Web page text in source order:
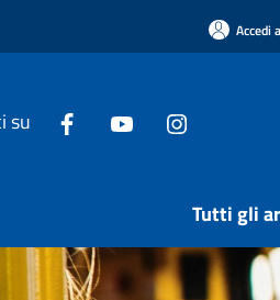
Accedi
su
Tutti gli